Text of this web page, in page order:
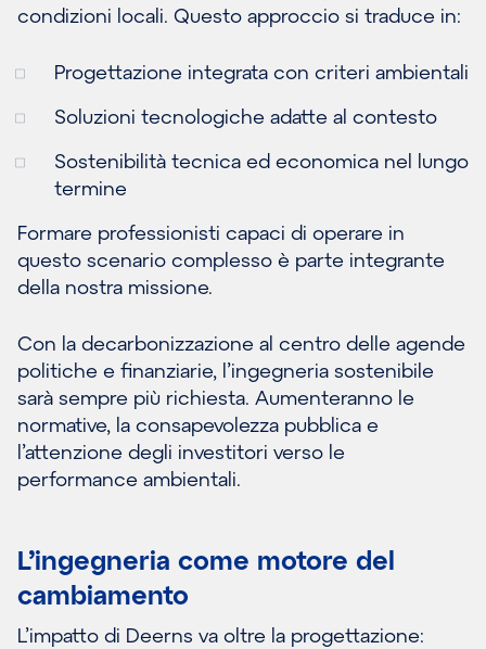
condizioni locali. Questo approccio si traduce in:
Progettazione integrata con criteri ambientali
Soluzioni tecnologiche adatte al contesto
Sostenibilità tecnica ed economica nel lungo
termine
Formare professionisti capaci di operare in
questo scenario complesso è parte integrante
della nostra missione.
Con la decarbonizzazione al centro delle agende
politiche e finanziarie, l’ingegneria sostenibile
sarà sempre più richiesta. Aumenteranno le
normative, la consapevolezza pubblica e
l’attenzione degli investitori verso le
performance ambientali.
L’ingegneria come motore del
cambiamento
L’impatto di Deerns va oltre la progettazione: